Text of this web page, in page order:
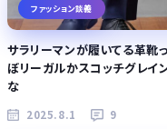
ファッション談義
サラリーマンが履いてる革靴
ぼリーガルかスコッチグレイ
な
2025.8.1 9